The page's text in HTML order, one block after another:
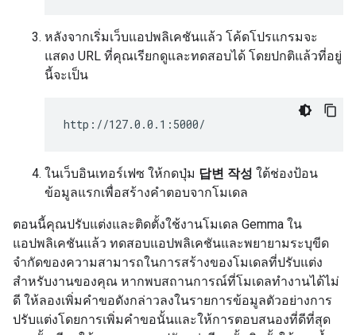
หลังจากเริ่มเว็บแอปพลิเคชันแล้ว โค้ดโปรแกรมจะ
แสดง URL ที่คุณเรียกดูและทดสอบได้ โดยปกติแล้วที่อยู่
นี้จะเป็น
ในเว็บอินเทอร์เฟซ ให้กดปุ่ม 답변 작성 ใต้ช่องป้อน
ข้อมูลแรกเพื่อสร้างคำตอบจากโมเดล
ตอนนี้คุณปรับแต่งและติดตั้งใช้งานโมเดล Gemma ใน
แอปพลิเคชันแล้ว ทดสอบแอปพลิเคชันและพยายามระบุขีด
จำกัดของความสามารถในการสร้างของโมเดลที่ปรับแต่ง
สำหรับงานของคุณ หากพบสถานการณ์ที่โมเดลทำงานได้ไม่
ดี ให้ลองเพิ่มคำขอดังกล่าวลงในรายการข้อมูลตัวอย่างการ
ปรับแต่งโดยการเพิ่มคำขอนั้นและให้การตอบสนองที่ดีที่สุด